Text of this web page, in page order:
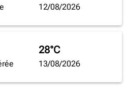
12/08/2026
28°C
13/08/2026